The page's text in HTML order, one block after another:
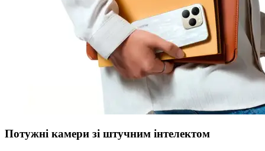
Потужні камери зі штучним інтелектом